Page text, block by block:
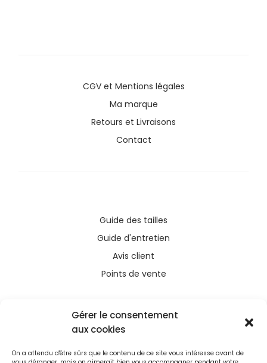
Gérer le consentement
aux cookies
On a attendu d'être sûrs que le contenu de ce site vous intéresse avant de
CGVet Mentions légales
Ma marque
Retours et Livraisons
Contact
Guide des tailles
Guide d'entretien
Avis client
Points de vente
UE), dans le cadre de la réponse de l’Union